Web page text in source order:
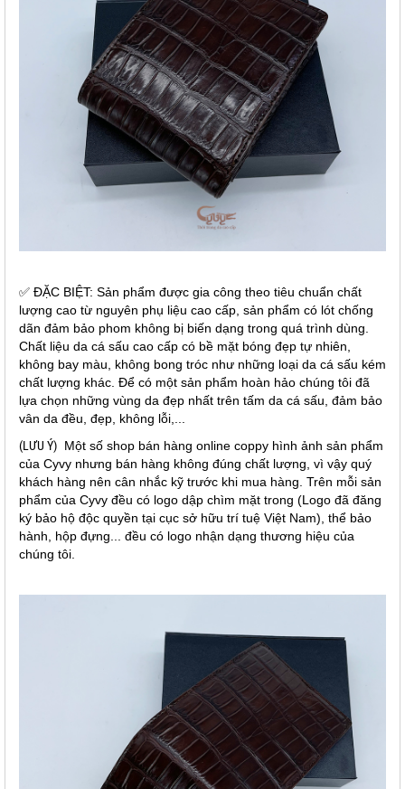
✅ ĐẶC BIỆT: Sản phẩm được gia công theo tiêu chuẩn chất
lượng cao từ nguyên phụ liệu cao cấp, sản phẩm có lót chống
dãn đảm bảo phom không bị biến dạng trong quá trình dùng.
Chất liệu da cá sấu cao cấp có bề mặt bóng đẹp tự nhiên,
không bay màu, không bong tróc như những loại da cá sấu kém
chất lượng khác. Để có một sản phẩm hoàn hảo chúng tôi đã
lựa chọn những vùng da đẹp nhất trên tấm da cá sấu, đảm bảo
vân da đều, đẹp, không lỗi,...
(LƯU Ý) Một số shop bán hàng online coppy hình ảnh sản phẩm
của Cyvy nhưng bán hàng không đúng chất lượng, vì vậy quý
khách hàng nên cân nhắc kỹ trước khi mua hàng. Trên mỗi sản
phẩm của Cyvy đều có logo dập chìm mặt trong (Logo đã đăng
ký bảo hộ độc quyền tại cục sở hữu trí tuệ Việt Nam), thể bảo
hành, hộp đựng... đều có logo nhận dạng thương hiệu của
chúng tôi.